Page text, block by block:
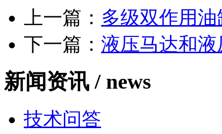
上一篇： 多级双作用
下一篇： 液压马达和
新闻资讯 / news
技术问答